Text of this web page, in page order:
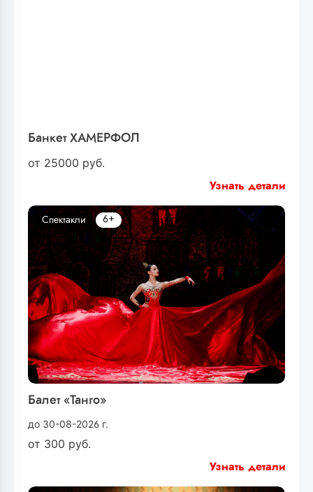
Банкет ХАМЕРФОЛ
от 25000 руб.
Узнать детали
Балет «Танго»
до 30-08-2026 г.
от 300 руб.
Спектакли 6+
Узнать детали